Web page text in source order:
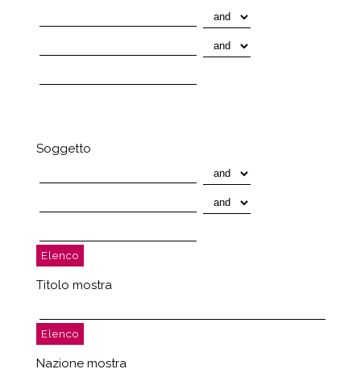
Soggetto
Titolo mostra
Nazione mostra